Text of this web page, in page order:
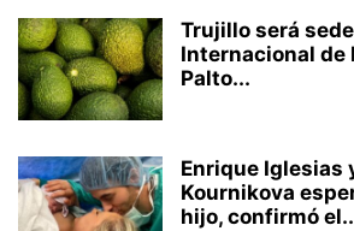
Trujillo será
Internacional de
Palto...
Enrique Iglesias
Kournikova
hijo, confirmó